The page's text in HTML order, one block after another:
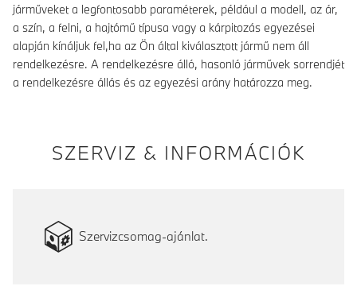
járműveket a legfontosabb paraméterek, például a modell, az ár,
a szín, a felni, a hajtómű típusa vagy a kárpitozás egyezései
alapján kínáljuk fel,ha az Ön által kiválasztott jármű nem áll
rendelkezésre. A rendelkezésre álló, hasonló járművek sorrendjét
a rendelkezésre állás és az egyezési arány határozza meg.
SZERVIZ & INFORMÁCIÓK
Szervizcsomag-ajánlat.